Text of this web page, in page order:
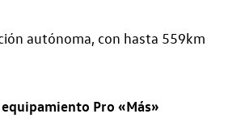
autónoma, con hasta 559km
Pro «Más»